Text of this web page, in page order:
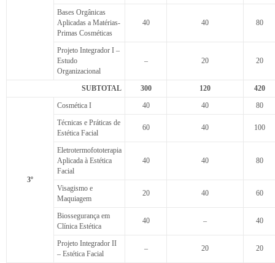
Bases Orgânicas
Aplicadas a Matérias-
Primas Cosméticas
40 40 80
Projeto Integrador I –
Estudo
Organizacional
– 20 20
SUBTOTAL 300 120 420
3º
Cosmética I 40 40
80
Técnicas e Práticas de
Estética Facial
60 40 100
Eletrotermofototerapia
Aplicada à Estética
Facial
40 40 80
Visagismo e
Maquiagem
20 40 60
Biossegurança em
Clínica Estética
40 – 40
Projeto Integrador II
– Estética Facial
– 20 20